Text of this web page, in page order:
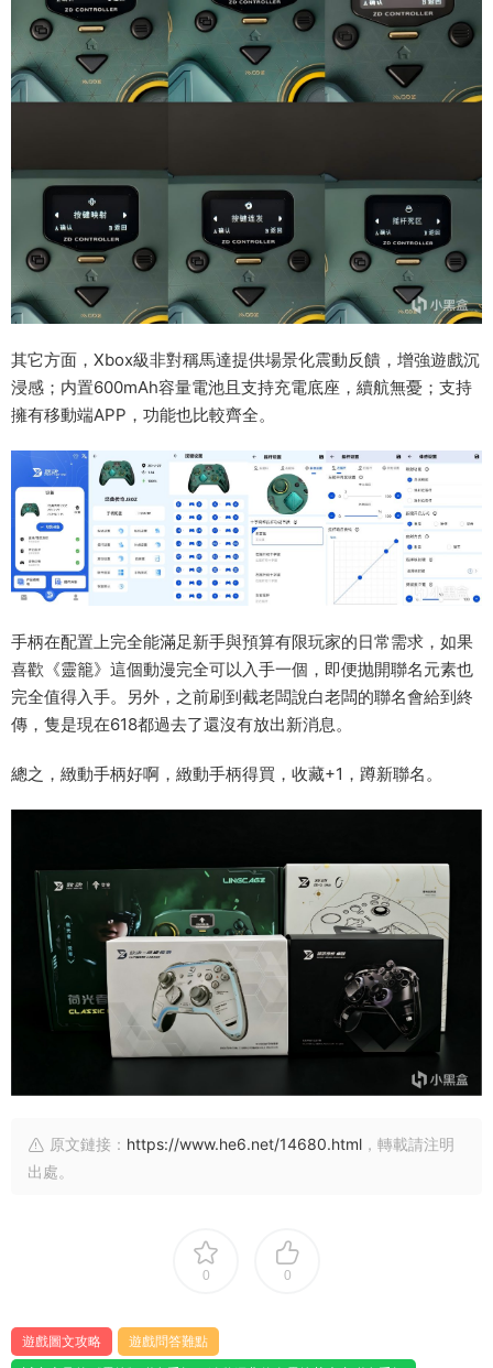
其它方面，Xbox級非對稱馬達提供場景化震動反饋，增強遊戲沉
浸感；内置600mAh容量電池且支持充電底座，續航無憂；支持
擁有移動端APP，功能也比較齊全。
手柄在配置上完全能滿足新手與預算有限玩家的日常需求，如果
喜歡《靈籠》這個動漫完全可以入手一個，即便抛開聯名元素也
完全值得入手。另外，之前刷到截老闆說白老闆的聯名會給到終
傳，隻是現在618都過去了還沒有放出新消息。
總之，緻動手柄好啊，緻動手柄得買，收藏+1，蹲新聯名。
原文鏈接： https://www.he6.net/14680.html ，轉載請注明
出處。
0 0
遊戲圖文攻略
遊戲問答難點